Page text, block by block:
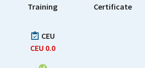
Training
Certificate
CEU
CEU 0.0